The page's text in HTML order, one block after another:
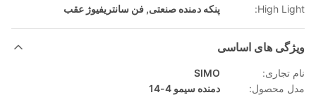
High Light:
پنکه دمنده صنعتی, فن سانتریفیوژ عقب
ویژگی های اساسی
نام تجاری:
SIMO
مدل محصول:
دمنده سیمو 4-14